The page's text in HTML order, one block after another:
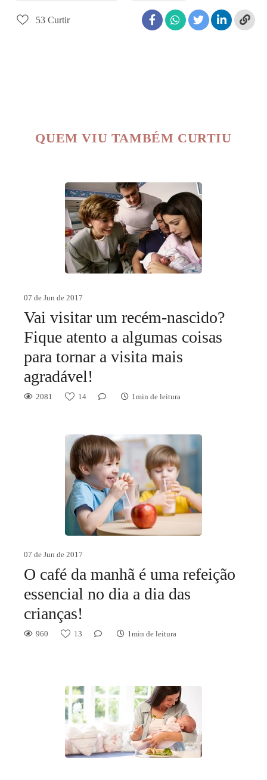
53 Curtir
QUEM VIU TAMBÉM CURTIU
07 de Jun de 2017
Vai visitar um recém-nascido?
Fique atento a algumas coisas
para tornar a visita mais
agradável!
2081 14 1min de leitura
07 de Jun de 2017
O café da manhã é uma refeição
essencial no dia a dia das
crianças!
960 13 1min de leitura